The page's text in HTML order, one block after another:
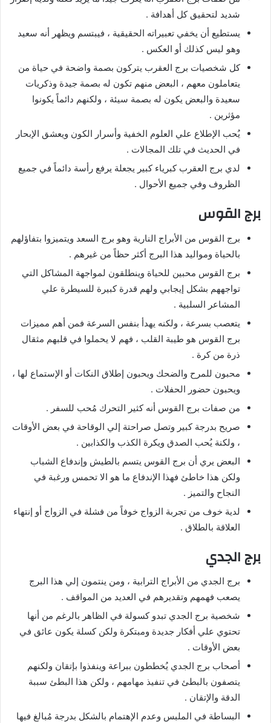
شديد لتحقيق كل أهدافة .
يستطيع أن يخفي تعبيراته الحقيقية ، فيبتسم ويظهر أنه سعيد
وهو ليس كذلك أو العكس .
كل شخصيات برج العقرب يتركون بصمة واضحة في حياة من
يتعاملون معهم ، البعض منهم تكون له بصمة جيدة وذكريات
سعيدة والبعض يكون له بصمة سيئة ، ولكنهم دائماً يكونوا
مؤثرين .
يُحب الإطلاع علي العلوم الخفية وأسرار الكون ويعشق الإبحار
في الحديث في تلك المجالات .
لدي برج العقرب كبرياء كبير يجعلة يرفع رأسة دائماً في جميع
الظروف وفي جميع الأحوال .
برج القوس
برج القوس من الأبراج النارية وهو برج السعد ويتميزوا بتفاؤلهم
بالحياة ومواليد هذا البرج أكثر حظاً من غيرهم .
برج القوس محبين للحياة وينطلقون لمواجهة المشاكل التي
تواجههم بشكل إيجابي ولهم قدرة كبيرة للسيطرة علي
المشاعر السلبية .
يتعصب بسرعة ، ولكنه يهدأ بنفس السرعة فمن أهم مميزات
برج القوس هو طيبة القلب ، فهم لا يحملوا في قلبهم مثقال
ذرة من كرة .
محبون للمرح والضحك ويحبون إطلاق النكات أو الإستماع لها ،
ويحبون حضور الحفلات .
من صفات برج القوس أنه كثير التحرك مُحب للسفر .
صريح بدرجة كبير وتصل صراحتة إلي الوقاحة في بعض الأوقات
، ولكنة يُحب الصدق ويكرة الكذب والكذابين .
البعض يري أن برج القوس يتسم بالطيش وإندفاع الشباب
ولكن هذا خاطئ فهذا الإندفاع ما هو الا تحمس ورغبة في
النجاح والتميز .
لدية خوف من تجربة الزواج خوفاً من فشلة في الزواج أو إنتهاء
العلاقة بالطلاق .
برج الجدي
برج الجدي من الأبراج الترابية ، ومن ينتمون إلي هذا البرج
يصعب فهمهم وتقديرهم في العديد من المواقف .
شخصية برج الجدي تبدو كسولة في الظاهر بالرغم من أنها
تحتوي علي أفكار جديدة ومبتكرة ولكن كسلة يكون عائق في
بعض الأوقات .
أصحاب برج الجدي يُخططون ببراعة وينفذوا بإتقان ولكنهم
يتصفون بالبطئ في تنفيذ مهامهم ، ولكن هذا البطئ سببة
الدقة والإتقان .
البساطة في الملبس وعدم الإهتمام بالشكل بدرجة مُبالغ فيها